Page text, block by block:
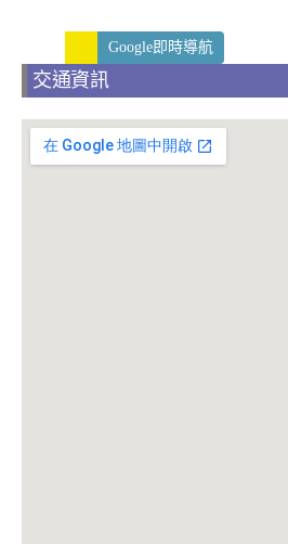
Google即時導航
交通資訊